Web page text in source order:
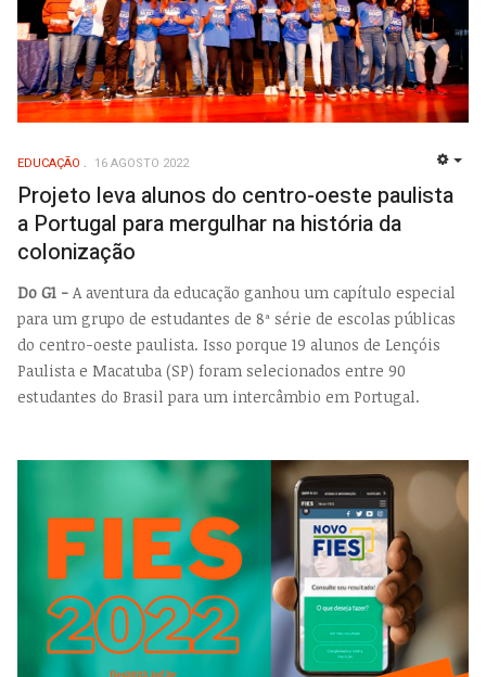
EDUCAÇÃO 16 AGOSTO 2022
Projeto leva alunos do centro-oeste paulista
a Portugal para mergulhar na história da
colonização
Do G1 - A aventura da educação ganhou um capítulo especial
para um grupo de estudantes de 8ª série de escolas públicas
do centro-oeste paulista. Isso porque 19 alunos de Lençóis
Paulista e Macatuba (SP) foram selecionados entre 90
estudantes do Brasil para um intercâmbio em Portugal.